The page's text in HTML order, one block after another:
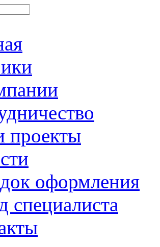
проекты
оформления
специалиста